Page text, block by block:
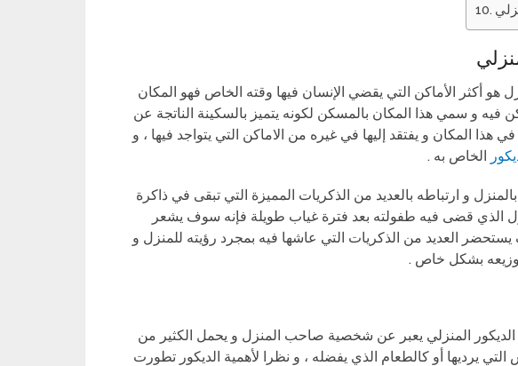
هو أكثر الأماكن التي يقضي الإنسان فيها وقته الخاص فهو المكان
فيه و سمي هذا المكان بالمسكن لكونه يتميز بالسكينة الناتجة عن
في هذا المكان و يفتقد إليها في غيره من الاماكن التي يتواجد فيها ، و
الخاص به .
و ارتباطه بالعديد من الذكريات المميزة التي تبقى في ذاكرة
الذي قضى فيه طفولته بعد فترة غياب طويلة فإنه سوف يشعر
العديد من الذكريات التي عاشها فيه بمجرد رؤيته للمنزل و
توزيعه بشكل خاص .
الديكور المنزلي يعبر عن شخصية صاحب المنزل و يحمل الكثير من
التي يرديها أو كالطعام الذي يفضله ، و نظرا لأهمية الديكور تطورت